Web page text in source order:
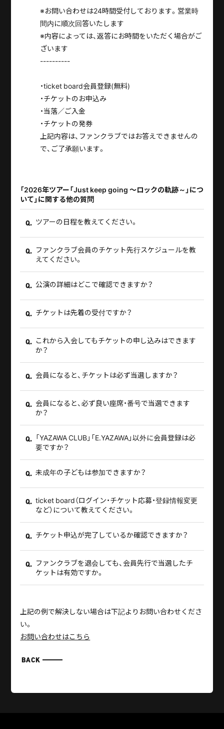
※お問い合わせは24時間受付しております。営業時
間内に順次回答いたします
※内容によっては、返答にお時間をいただく場合がご
ざいます
----------
・ticket board会員登録(無料)
・チケットのお申込み
・当落／ご入金
・チケットの発券
上記内容は、ファンクラブではお答えできませんの
で、ご了承願います。
「2026年ツアー「Just keep going ～ロックの軌跡～」につ
いて」に関する他の質問
Q. ツアーの日程を教えてください。
Q. ファンクラブ会員のチケット先行スケジュールを教
えてください。
Q. 公演の詳細はどこで確認できますか？
Q. チケットは先着の受付ですか？
Q. これから入会してもチケットの申し込みはできます
か？
Q. 会員になると、チケットは必ず当選しますか？
Q. 会員になると、必ず良い座席・番号で当選できます
か？
Q. 「YAZAWA CLUB」「E.YAZAWA」以外に会員登録は必
要ですか？
Q. 未成年の子どもは参加できますか？
Q. ticket board（ログイン・チケット応募・登録情報変更
など）について教えてください。
Q. チケット申込が完了しているか確認できますか？
Q. ファンクラブを退会しても、会員先行で当選したチ
ケットは有効ですか。
上記の例で解決しない場合は下記よりお問い合わせくださ
い。
お問い合わせはこちら